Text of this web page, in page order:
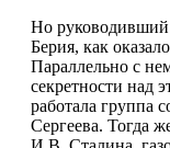
Но
Берия, как
Параллельно с
секретности над
работала группа
Сергеева. Тогда